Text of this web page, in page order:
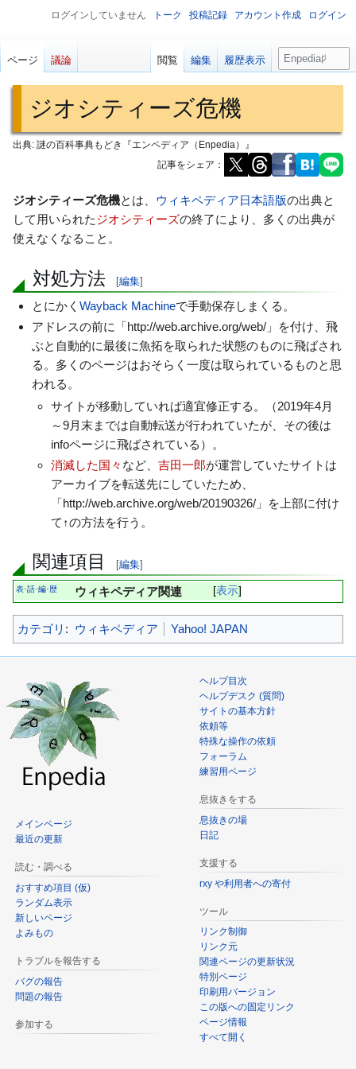
ジオシティーズ危機
出典: 謎の百科事典もどき『エンペディア（Enpedia）』
記事をシェア：
ナ
ビ
ゲ
ョ
に
検
索
に
ジオシティーズ危機とは、 ウィキペディア日本語版の出典と
して用いられたジオシティーズの終了により、多くの出典が
使えなくなること。
対処方法 [編集]
とにかくWayback Machineで手動保存しまくる。
アドレスの前に「http://web.archive.org/web/」を付け、飛
ぶと自動的に最後に魚拓を取られた状態のものに飛ばされ
る。多くのページはおそらく一度は取られているものと思
われる。
サイトが移動していれば適宜修正する。（2019年4月
～9月末までは自動転送が行われていたが、その後は
infoページに飛ばされている）。
消滅した国々 など、吉田一郎が運営していたサイトは
アーカイブを転送先にしていたため、
「http://web.archive.org/web/20190326/」を上部に付け
て↑の方法を行う。
関連項目 [編集]
表示
表･話･編･ 歴 ウィキペディア関連
カテゴリ : ウィキペディア Yahoo! JAPAN
ログインしていません トーク 投稿記録 アカウント作成 ログイン
ページ 議論 閲覧 編集 履歴表示
検
索
メインページ
最近の更新
読む・調べる
おすすめ項目 (仮)
ランダム表示
新しいページ
よみもの
トラブルを報告する
バグの報告
問題の報告
参加する
ヘルプ目次
ヘルプデスク (質問)
サイトの基本方針
依頼等
特殊な操作の依頼
フォーラム
練習用ページ
息抜きをする
息抜きの場
日記
支援する
rxy や利用者への寄付
ツール
リンク制御
リンク元
関連ページの更新状況
特別ページ
印刷用バージョン
この版への固定リンク
ページ情報
すべて開く